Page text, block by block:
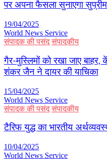
पर अपना फैसला सुनाएगा सुप्रीम
19/04/2025
World News Service
संपादक की पसंद संपादकीय
गैर-मुस्लिमों को रखा जाए
शंकर जैन ने दायर की याचिका
15/04/2025
World News Service
संपादक की पसंद संपादकीय
टैरिफ युद्ध का भारतीय
10/04/2025
World News Service